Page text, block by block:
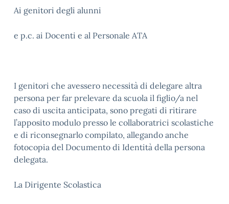
Ai genitori degli alunni
e p.c. ai Docenti e al Personale ATA
I genitori che avessero necessità di delegare altra
persona per far prelevare da scuola il figlio/a nel
caso di uscita anticipata, sono pregati di ritirare
l’apposito modulo presso le collaboratrici scolastiche
e di riconsegnarlo compilato, allegando anche
fotocopia del Documento di Identità della persona
delegata.
La Dirigente Scolastica